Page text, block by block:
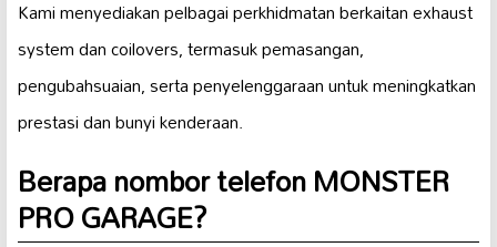
Kami menyediakan pelbagai perkhidmatan berkaitan exhaust
system dan coilovers, termasuk pemasangan,
pengubahsuaian, serta penyelenggaraan untuk meningkatkan
prestasi dan bunyi kenderaan.
Berapa nombor telefon MONSTER
PRO GARAGE?